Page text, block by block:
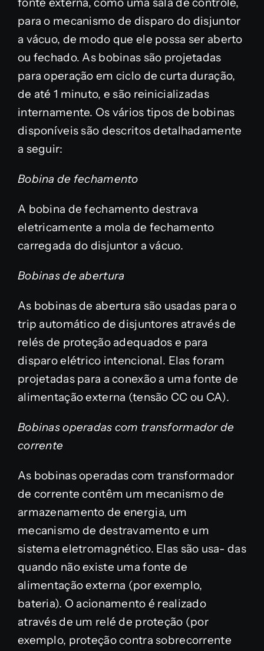
fonte externa, como uma sala de controle,
para o mecanismo de disparo do disjuntor
a vácuo, de modo que ele possa ser aberto
ou fechado. As bobinas são projetadas
para operação em ciclo de curta duração,
de até 1 minuto, e são reinicializadas
internamente. Os vários tipos de bobinas
disponíveis são descritos detalhadamente
a seguir:
Bobina de fechamento
A bobina de fechamento destrava
eletricamente a mola de fechamento
carregada do disjuntor a vácuo.
Bobinas de abertura
As bobinas de abertura são usadas para o
trip automático de disjuntores através de
relés de proteção adequados e para
disparo elétrico intencional. Elas foram
projetadas para a conexão a uma fonte de
alimentação externa (tensão CC ou CA).
Bobinas operadas com transformador de
corrente
As bobinas operadas com transformador
de corrente contêm um mecanismo de
armazenamento de energia, um
mecanismo de destravamento e um
sistema eletromagnético. Elas são usa- das
quando não existe uma fonte de
alimentação externa (por exemplo,
bateria). O acionamento é realizado
através de um relé de proteção (por
exemplo, proteção contra sobrecorrente